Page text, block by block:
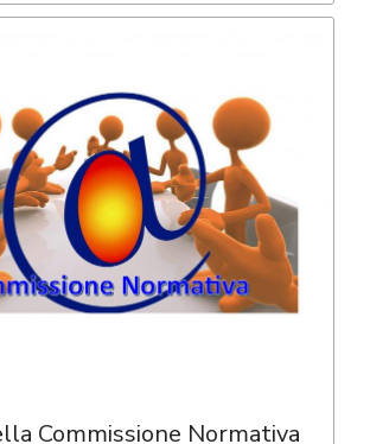
Commissione Normativa